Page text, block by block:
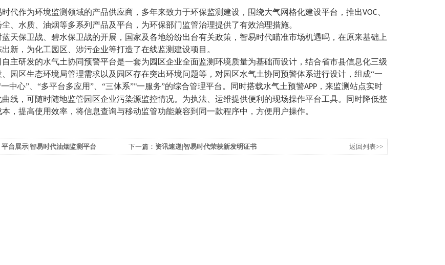
时代作为环境监测领域的产品供应商，多年来致力于环保监测建设，围绕大气网格化建设平台，推出VOC
尘、水质、油烟等多系列产品及平台，为环保部门监管治理提供了有效治理措施。
蓝天保卫战、碧水保卫战的开展，国家及各地纷纷出台有关政策，智易时代瞄准市场机遇吗，在原来基础上
新，为化工园区、涉污企业等打造了在线监测建设项目。
自主研发的水气土协同预警平台是一套为园区企业全面监测环境质量为基础而设计，结合省市县信息化三级
园区生态环境局管理需求以及园区存在突出环境问题等，对园区水气土协同预警体系进行设计，组成“一
中心”、“多平台多应用”、“三体系”"一服务”的综合管理平台。同时搭载水气土预警APP ，来监测站点实时
曲线，可随时随地监管园区企业污染源监控情况。为执法、运维提供便利的现场操作平台工具。同时降低整
，提高使用效率，将信息查询与移动监管功能兼容到同一款程序中，方便用户操作。
平台展示|智易时代油烟监测平台 下一篇： 资讯速递|智易时代荣获新发明证书 返回列表>>